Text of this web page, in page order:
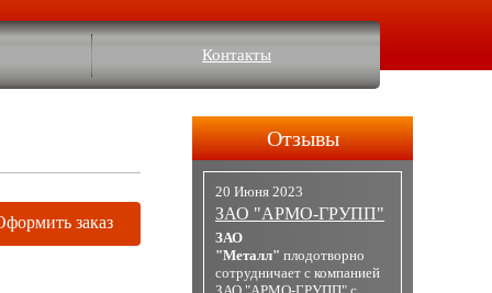
Контакты
заказ
Отзывы
20 Июня 2023
ЗАО "АРМО-ГРУПП"
ЗАО
"Металл" плодотворно
сотрудничает с компанией